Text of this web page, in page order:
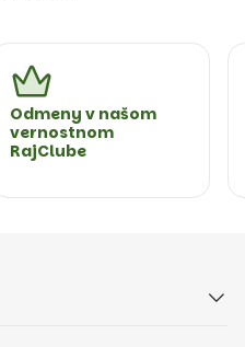
Odmeny v našom
vernostnom
RajClube